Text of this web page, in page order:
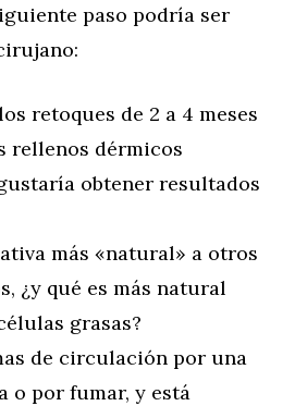
paso podría ser
retoques de 2 a 4 meses
rellenos dérmicos
obtener resultados
más «natural» a otros
¿y qué es más natural
grasas?
de circulación por una
o por fumar, y está